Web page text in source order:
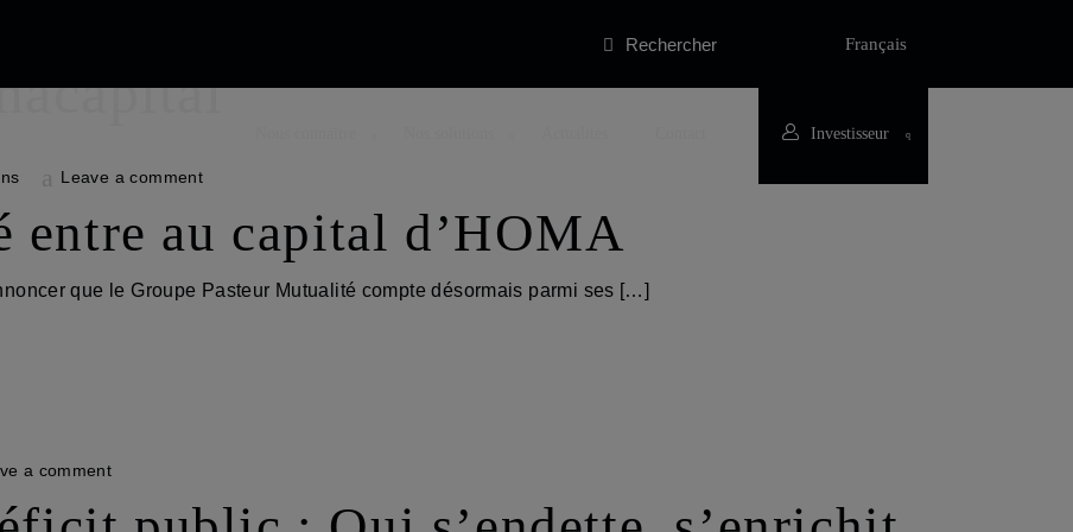
Rechercher Français
Investisseur
Leave a comment
entre au capital d’HOMA
que le Groupe Pasteur Mutualité compte désormais parmi ses […]
a comment